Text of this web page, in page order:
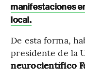
manifestaciones
local.
De esta forma,
presidente de la
neurocientífico